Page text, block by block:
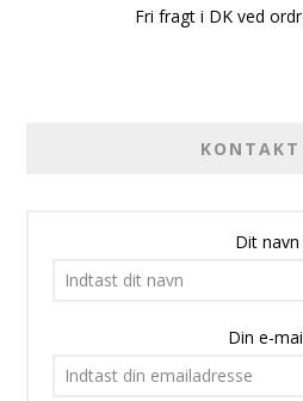
Fri fragt i DK ved
KONTAKT
Dit navn
Din e-